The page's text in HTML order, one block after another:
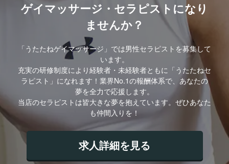
ゲイマッサージ・セラピストになり
ませんか？
「うたたねゲイマッサージ」では男性セラピストを募集して
います。
充実の研修制度により経験者・未経験者ともに「うたたねセ
ラピスト」になれます！業界No.1の報酬体系で、あなたの
夢を全力で応援します。
当店のセラピストは皆大きな夢を抱えています。ぜひあなた
も仲間入りを！
求人詳細を見る